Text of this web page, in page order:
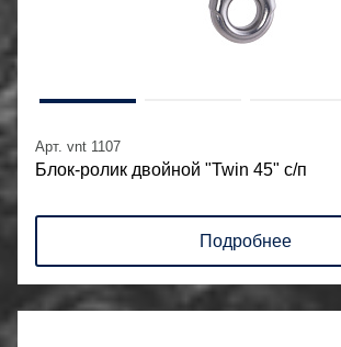
Арт. vnt 1107
Блок-ролик двойной "Twin 45" с/п
Подробнее